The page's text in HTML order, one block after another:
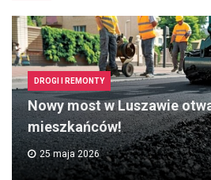
DROGI I REMONTY
Nowy most w Luszawie
mieszkańców!
25 maja 2026